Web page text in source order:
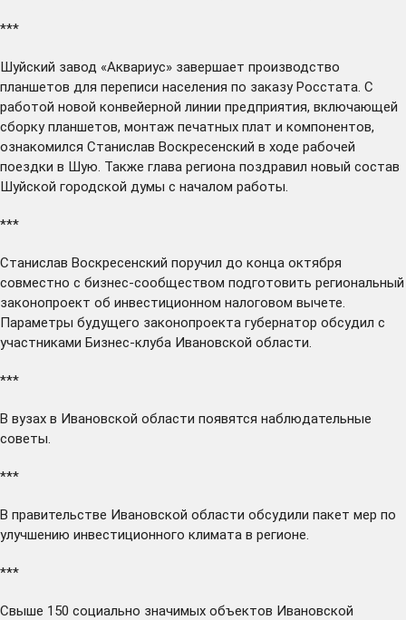
***
Шуйский завод «Аквариус» завершает производство
планшетов для переписи населения по заказу Росстата. С
работой новой конвейерной линии предприятия, включающей
сборку планшетов, монтаж печатных плат и компонентов,
ознакомился Станислав Воскресенский в ходе рабочей
поездки в Шую. Также глава региона поздравил новый состав
Шуйской городской думы с началом работы.
***
Станислав Воскресенский поручил до конца октября
совместно с бизнес-сообществом подготовить региональный
законопроект об инвестиционном налоговом вычете.
Параметры будущего законопроекта губернатор обсудил с
участниками Бизнес-клуба Ивановской области.
***
В вузах в Ивановской области появятся наблюдательные
советы.
***
В правительстве Ивановской области обсудили пакет мер по
улучшению инвестиционного климата в регионе.
***
Свыше 150 социально значимых объектов Ивановской